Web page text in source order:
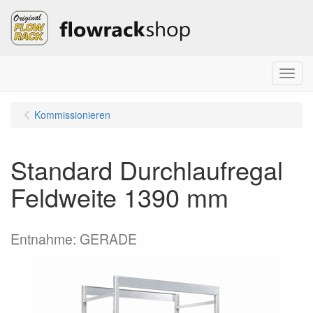
Menu
Kommissionieren
Standard Durchlaufregal
Feldweite 1390 mm
Entnahme: GERADE